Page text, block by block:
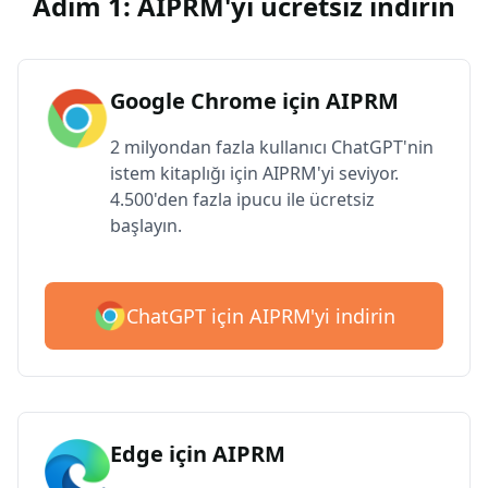
Google Chrome için AIPRM
2 milyondan fazla kullanıcı ChatGPT'nin
istem kitaplığı için AIPRM'yi seviyor.
4.500'den fazla ipucu ile ücretsiz
başlayın.
ChatGPT için AIPRM'yi indirin
Edge için AIPRM